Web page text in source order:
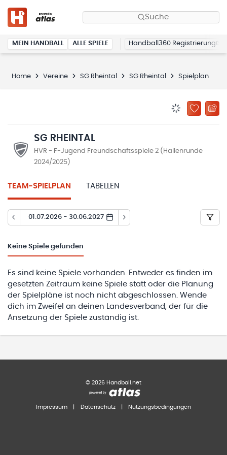
Suche
MEIN HANDBALL ALLE SPIELE Handball360 Registrierung
Home Vereine SG Rheintal SG Rheintal Spielplan
ZU
SG RHEINTAL
HVR - F-Jugend Freundschaftsspiele 2 (Hallenrunde
2024/2025)
TEAM-SPIELPLAN TABELLEN
01.07.2026 - 30.06.2027
Keine Spiele gefunden
Es sind keine Spiele vorhanden. Entweder es finden im
gesetzten Zeitraum keine Spiele statt oder die Planung
der Spielpläne ist noch nicht abgeschlossen. Wende
dich im Zweifel an deinen Landesverband, der für die
Ansetzung der Spiele zuständig ist.
© 2026 Handball.net
Impressum Datenschutz Nutzungsbedingungen